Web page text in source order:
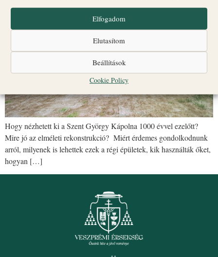
Elfogadom
Elutasítom
Beállítások
Cookie Policy
Hogy nézhetett ki a Szent György Kápolna 1000 évvel ezelőtt?
Mire jó az elméleti rekonstrukció? Miért érdemes gondolkodnunk
arról, milyenek is lehettek ezek a régi épületek, kik használták őket,
hogyan […]